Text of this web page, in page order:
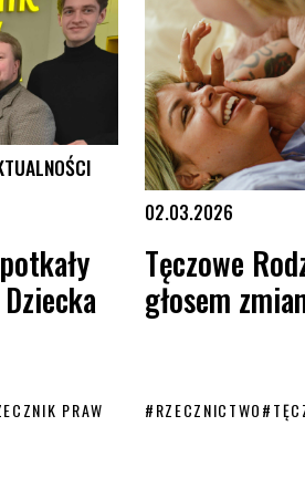
PRAW
02.03.2026
Tęczowe
głosem
#RZECZNICTWO#